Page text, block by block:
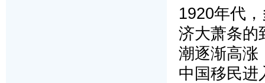
1920年代
济大萧条的
潮逐渐高涨
中国移民进